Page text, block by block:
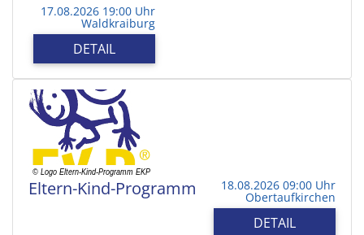
17.08.2026 19:00 Uhr
Waldkraiburg
DETAIL
Eltern-Kind-Programm 18.08.2026 09:00 Uhr
Obertaufkirchen
DETAIL